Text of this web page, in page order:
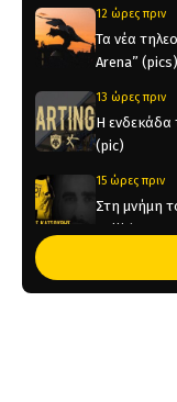
12 ώρες πριν
Τα νέα
Arena” (pics)
13 ώρες πριν
Η ενδεκάδα
(pic)
15 ώρες πριν
Στη μνήμη
Kallithea
Τέλος από